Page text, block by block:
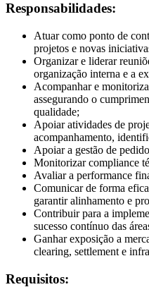
Responsabilidades:
Atuar como ponto de
projetos e novas
Organizar e liderar
organização interna e a
Acompanhar e
assegurando o
qualidade;
Apoiar atividades de
acompanhamento,
Apoiar a gestão de
Monitorizar compliance
Avaliar a performance
Comunicar de forma
garantir alinhamento e
Contribuir para a
sucesso contínuo das
Ganhar exposição a
clearing, settlement e
Requisitos: